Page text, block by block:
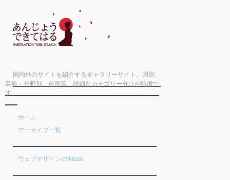
国内外のサイトを紹介するギャラリーサイト。国別、
業界・分野別、色別等、詳細なカテゴリー分けが特徴で
す。
ホーム
アーカイブ一覧
ウェブデザインのikesai